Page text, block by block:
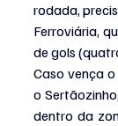
rodada,
Ferroviária,
de gols
Caso vença
o
dentro da